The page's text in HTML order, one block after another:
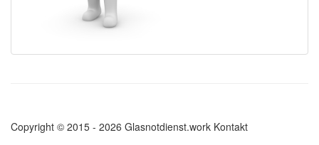
Copyright © 2015 - 2026 Glasnotdienst.work Kontakt